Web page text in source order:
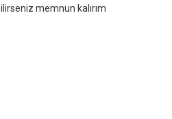
memnun kalırım